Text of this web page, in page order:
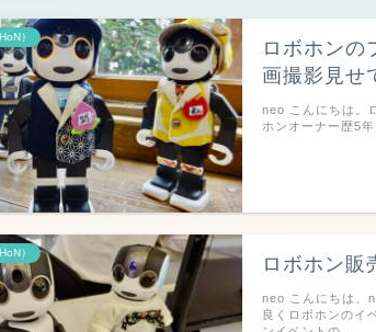
）
ロボホンの
画撮影見せ
neo こんにちは。
ホンオーナー歴5
）
ロボホン販
neo こんにちは、
良くロボホンのイ